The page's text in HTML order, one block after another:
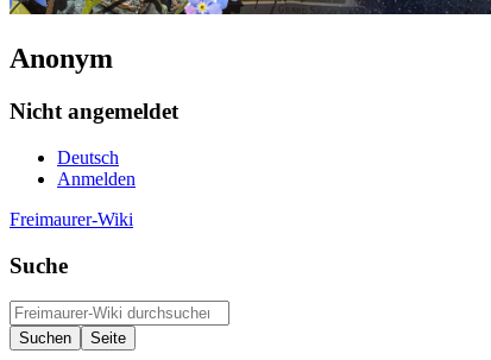
Anonym
Nicht angemeldet
Deutsch
Anmelden
Freimaurer-Wiki
Suche